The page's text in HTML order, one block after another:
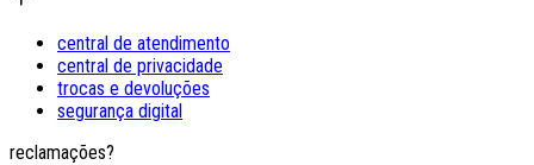
central de atendimento
central de privacidade
trocas e devoluções
segurança digital
reclamações?